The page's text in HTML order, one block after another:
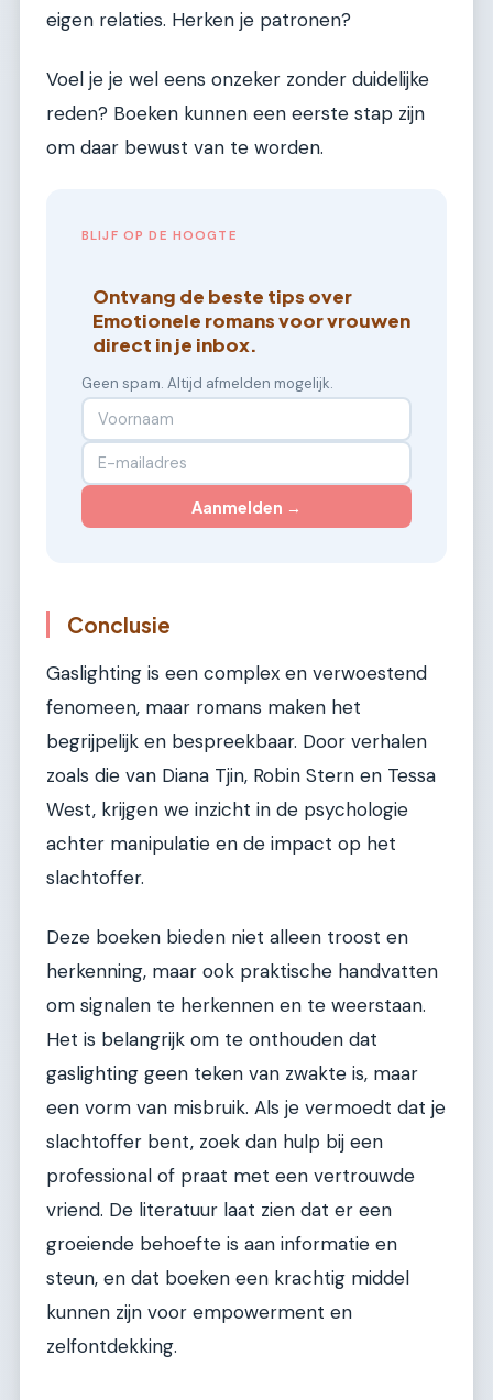
eigen relaties. Herken je patronen?
Voel je je wel eens onzeker zonder duidelijke
reden? Boeken kunnen een eerste stap zijn
om daar bewust van te worden.
BLIJF OP DE HOOGTE
Ontvang de beste tips over
Emotionele romans voor vrouwen
direct in je inbox.
Geen spam. Altijd afmelden mogelijk.
Aanmelden →
Conclusie
Gaslighting is een complex en verwoestend
fenomeen, maar romans maken het
begrijpelijk en bespreekbaar. Door verhalen
zoals die van Diana Tjin, Robin Stern en Tessa
West, krijgen we inzicht in de psychologie
achter manipulatie en de impact op het
slachtoffer.
Deze boeken bieden niet alleen troost en
herkenning, maar ook praktische handvatten
om signalen te herkennen en te weerstaan.
Het is belangrijk om te onthouden dat
gaslighting geen teken van zwakte is, maar
een vorm van misbruik. Als je vermoedt dat je
slachtoffer bent, zoek dan hulp bij een
professional of praat met een vertrouwde
vriend. De literatuur laat zien dat er een
groeiende behoefte is aan informatie en
steun, en dat boeken een krachtig middel
kunnen zijn voor empowerment en
zelfontdekking.